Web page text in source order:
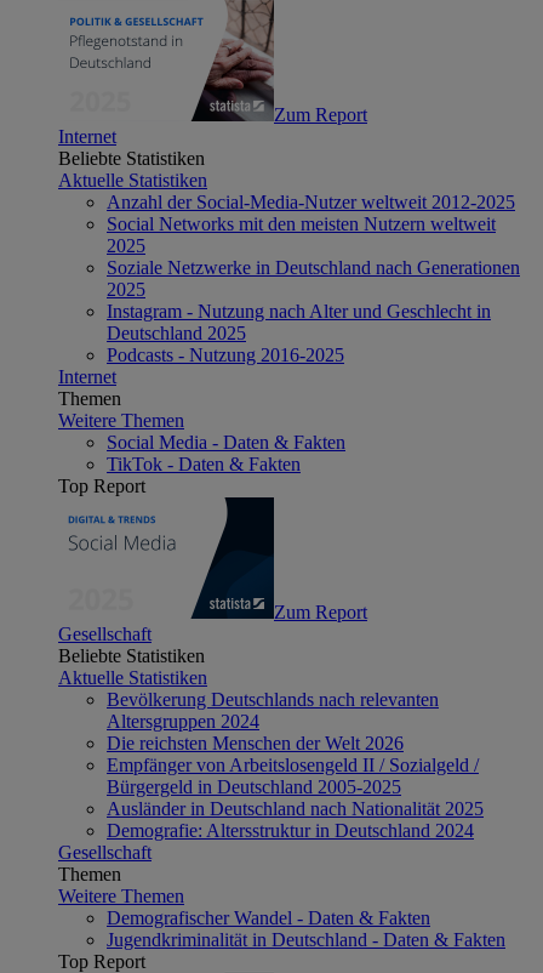
Zum Report
Internet
Beliebte Statistiken
Aktuelle Statistiken
Anzahl der Social-Media-Nutzer weltweit 2012-2025
Social Networks mit den meisten Nutzern weltweit
2025
Soziale Netzwerke in Deutschland nach Generationen
2025
Instagram - Nutzung nach Alter und Geschlecht in
Deutschland 2025
Podcasts - Nutzung 2016-2025
Internet
Themen
Weitere Themen
Social Media - Daten & Fakten
TikTok - Daten & Fakten
Top Report
Zum Report
Gesellschaft
Beliebte Statistiken
Aktuelle Statistiken
Bevölkerung Deutschlands nach relevanten
Altersgruppen 2024
Die reichsten Menschen der Welt 2026
Empfänger von Arbeitslosengeld II / Sozialgeld /
Bürgergeld in Deutschland 2005-2025
Ausländer in Deutschland nach Nationalität 2025
Demografie: Altersstruktur in Deutschland 2024
Gesellschaft
Themen
Weitere Themen
Demografischer Wandel - Daten & Fakten
Jugendkriminalität in Deutschland - Daten & Fakten
Top Report